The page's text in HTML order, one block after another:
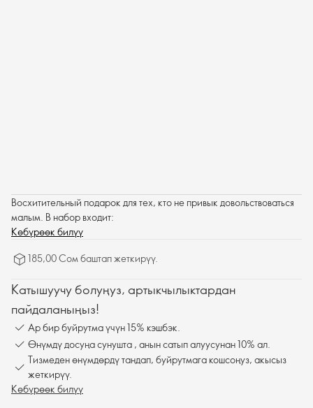
Восхитительный подарок для тех, кто не привык довольствоваться
малым. В набор входит:
Көбүрөөк билүү
185,00 Сом баштап жеткирүү.
Катышуучу болуңуз, артыкчылыктардан
пайдаланыңыз!
Ар бир буйрутма үчүн 15% кэшбэк.
Өнүмдү досуңа сунушта , анын сатып алуусунан 10% ал.
Тизмеден өнүмдөрдү тандап, буйрутмага кошсоңуз, акысыз
жеткирүү.
Көбүрөөк билүү